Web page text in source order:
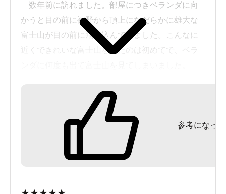
数年前に訪れました。部屋につきベランダに向
かうと目の前に裾野から頂上になだらかに雄大な
富士山が目の前に飛び込んで着ました。こんなに
近くできれいな富士山を見たのは初めてで、ベラ
なし。食事もそのときはしゃぶしゃぶ食べ放題プ
ランで食べきれないほどの量で大満足でした。
温泉はいまはリニューアルされたのことで違う
ところがあるかも知れませんが、そのときは脱衣
所のロッカーの鍵が壊れていたなど少しがっか
参考になった